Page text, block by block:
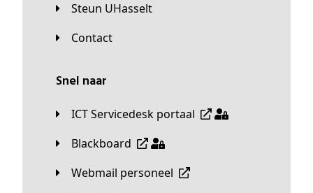
Steun UHasselt
Contact
Snel naar
ICT Servicedesk portaal
Blackboard
Webmail personeel